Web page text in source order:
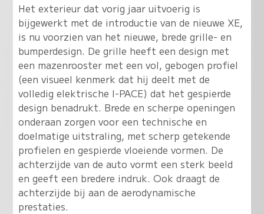
Het exterieur dat vorig jaar uitvoerig is
bijgewerkt met de introductie van de nieuwe XE,
is nu voorzien van het nieuwe, brede grille- en
bumperdesign. De grille heeft een design met
een mazenrooster met een vol, gebogen profiel
(een visueel kenmerk dat hij deelt met de
volledig elektrische I-PACE) dat het gespierde
design benadrukt. Brede en scherpe openingen
onderaan zorgen voor een technische en
doelmatige uitstraling, met scherp getekende
profielen en gespierde vloeiende vormen. De
achterzijde van de auto vormt een sterk beeld
en geeft een bredere indruk. Ook draagt de
achterzijde bij aan de aerodynamische
prestaties.